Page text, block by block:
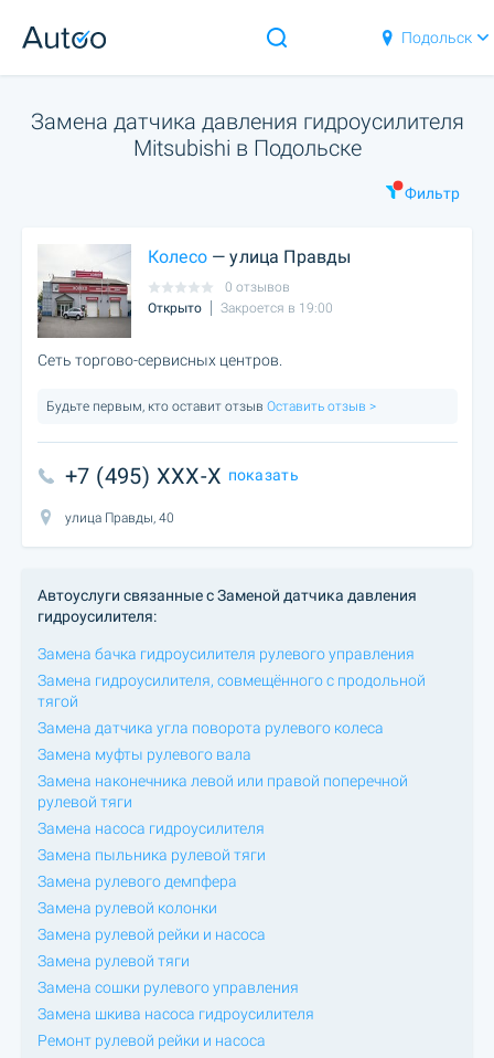
Подольск
Замена датчика давления гидроусилителя
Mitsubishi в Подольске
Фильтр
Колесо— улица Правды
0 отзывов
Открыто
Закроется в 19:00
Сеть торгово-сервисных центров.
Будьте первым, кто оставит отзыв Оставить отзыв >
+7 (495) XXX-X показать
улица Правды, 40
Автоуслуги связанные с Заменой датчика давления
гидроусилителя:
Замена бачка гидроусилителя рулевого управления
Замена гидроусилителя, совмещённого с продольной
тягой
Замена датчика угла поворота рулевого колеса
Замена муфты рулевого вала
Замена наконечника левой или правой поперечной
рулевой тяги
Замена насоса гидроусилителя
Замена пыльника рулевой тяги
Замена рулевого демпфера
Замена рулевой колонки
Замена рулевой рейки и насоса
Замена рулевой тяги
Замена сошки рулевого управления
Замена шкива насоса гидроусилителя
Ремонт рулевой рейки и насоса